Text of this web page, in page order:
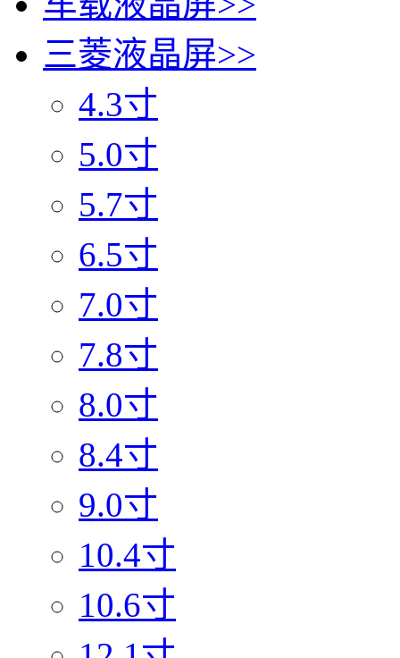
三菱液晶屏>>
4.3寸
5.0寸
5.7寸
6.5寸
7.0寸
7.8寸
8.0寸
8.4寸
9.0寸
10.4寸
10.6寸